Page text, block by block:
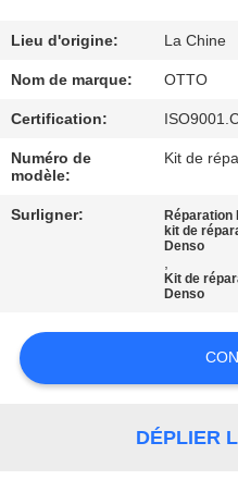
DE
L'USINE
CONTRÔLE
DE
LA
NOUS
CONTACTER
DEMANDEZ
Lieu d'origine: La Chine
Nom de marque: OTTO
Certification:
Numéro de
modèle:
Kit de
Surligner: Réparation
kit de
Denso
,
Kit de
Denso
DÉPLIER